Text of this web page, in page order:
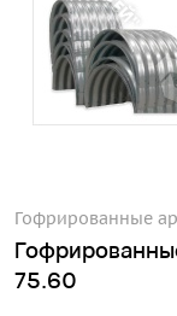
Гофрированные
75.60